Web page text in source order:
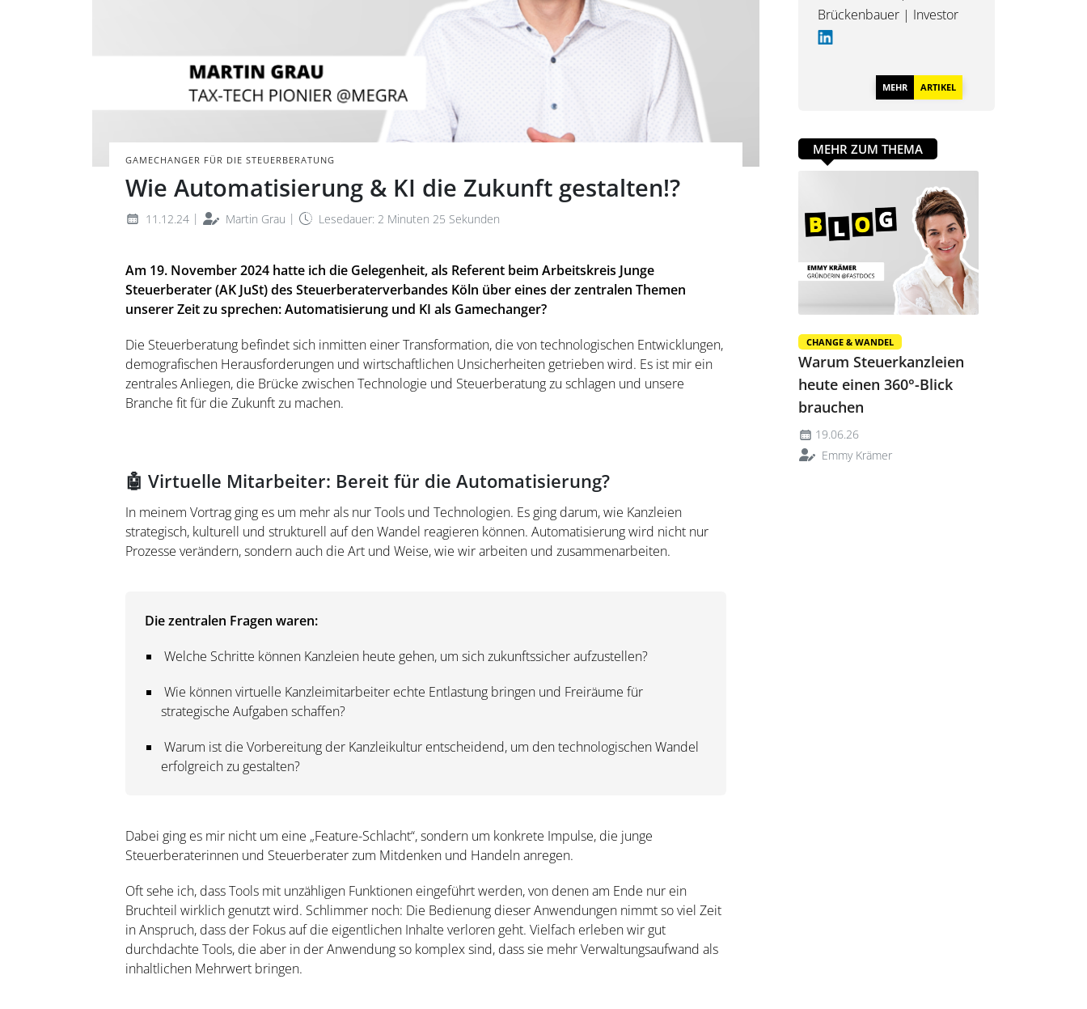
GAMECHANGER FÜR DIE STEUERBERATUNG
Wie Automatisierung & KI die Zukunft gestalten!?
11.12.24 | Martin Grau | Lesedauer: 2 Minuten 25 Sekunden
BILD:
Am 19. November 2024 hatte ich die Gelegenheit, als Referent beim Arbeitskreis Junge
Steuerberater (AK JuSt) des Steuerberaterverbandes Köln über eines der zentralen Themen
unserer Zeit zu sprechen: Automatisierung und KI als Gamechanger?
Die Steuerberatung befindet sich inmitten einer Transformation, die von technologischen Entwicklungen,
demografischen Herausforderungen und wirtschaftlichen Unsicherheiten getrieben wird. Es ist mir ein
zentrales Anliegen, die Brücke zwischen Technologie und Steuerberatung zu schlagen und unsere
Branche fit für die Zukunft zu machen.
🤖 Virtuelle Mitarbeiter: Bereit für die Automatisierung?
In meinem Vortrag ging es um mehr als nur Tools und Technologien. Es ging darum, wie Kanzleien
strategisch, kulturell und strukturell auf den Wandel reagieren können. Automatisierung wird nicht nur
Prozesse verändern, sondern auch die Art und Weise, wie wir arbeiten und zusammenarbeiten.
Die zentralen Fragen waren:
Welche Schritte können Kanzleien heute gehen, um sich zukunftssicher aufzustellen?
Wie können virtuelle Kanzleimitarbeiter echte Entlastung bringen und Freiräume für
strategische Aufgaben schaffen?
Warum ist die Vorbereitung der Kanzleikultur entscheidend, um den technologischen Wandel
erfolgreich zu gestalten?
Dabei ging es mir nicht um eine „Feature-Schlacht“, sondern um konkrete Impulse, die junge
Steuerberaterinnen und Steuerberater zum Mitdenken und Handeln anregen.
Oft sehe ich, dass Tools mit unzähligen Funktionen eingeführt werden, von denen am Ende nur ein
Bruchteil wirklich genutzt wird. Schlimmer noch: Die Bedienung dieser Anwendungen nimmt so viel Zeit
in Anspruch, dass der Fokus auf die eigentlichen Inhalte verloren geht. Vielfach erleben wir gut
durchdachte Tools, die aber in der Anwendung so komplex sind, dass sie mehr Verwaltungsaufwand als
inhaltlichen Mehrwert bringen.
Brückenbauer | Investor
MEHR ARTIKEL
MEHR ZUM THEMA
CHANGE & WANDEL
Warum Steuerkanzleien
heute einen 360°-Blick
brauchen
19.06.26
Emmy Krämer